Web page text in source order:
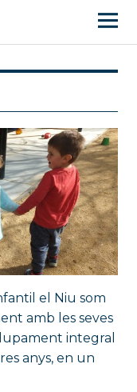
el Niu som
amb les seves
integral
anys, en un